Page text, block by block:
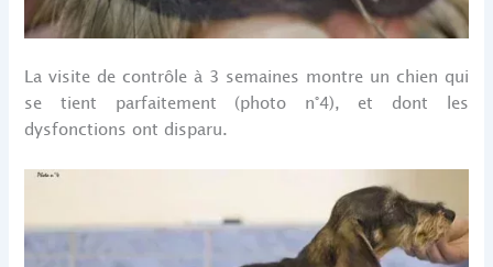
La visite de contrôle à 3 semaines montre un chien qui
se tient parfaitement (photo n°4), et dont les
dysfonctions ont disparu.